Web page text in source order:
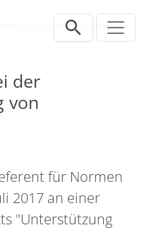
von Wärmepumpen
der
von
für Normen
2017 an einer
"Unterstützung